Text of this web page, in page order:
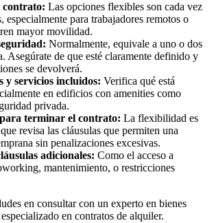
contrato: Las opciones flexibles son cada vez
especialmente para trabajadores remotos o
mayor movilidad.
Normalmente, equivale a uno o dos
Asegúrate de que esté claramente definido y
se devolverá.
y servicios incluidos: Verifica qué está
en edificios con amenities como
privada.
terminar el contrato: La flexibilidad es
revisa las cláusulas que permiten una
sin penalizaciones excesivas.
adicionales: Como el acceso a
mantenimiento, o restricciones
en consultar con un experto en bienes
en contratos de alquiler.